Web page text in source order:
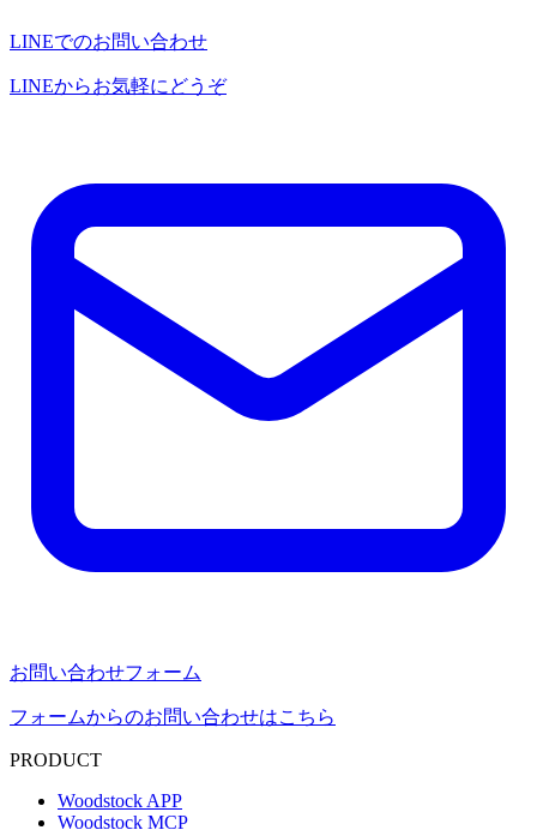
LINEでのお問い合わせ
LINEからお気軽にどうぞ
お問い合わせフォーム
フォームからのお問い合わせはこちら
PRODUCT
Woodstock APP
Woodstock MCP